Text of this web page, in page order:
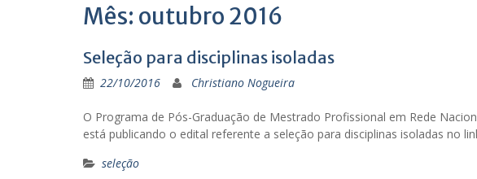
Mês: outubro 2016
Seleção para disciplinas isoladas
22/10/2016 Christiano Nogueira
O Programa de Pós-Graduação de Mestrado Profissional em Rede
está publicando o edital referente a seleção para disciplinas isoladas no
seleção